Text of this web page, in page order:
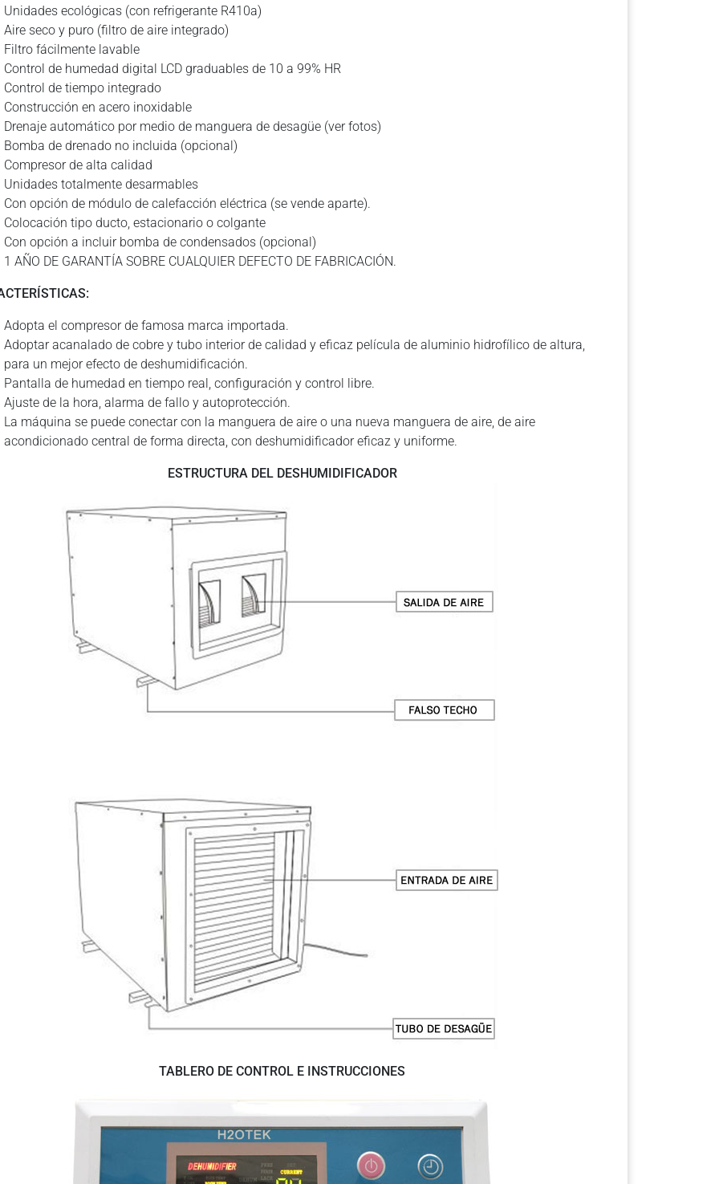
Unidades ecológicas (con refrigerante R410a)
Aire seco y puro (filtro de aire integrado)
Filtro fácilmente lavable
Control de humedad digital LCD graduables de 10 a 99% HR
Control de tiempo integrado
Construcción en acero inoxidable
Drenaje automático por medio de manguera de desagüe (ver fotos)
Bomba de drenado no incluida (opcional)
Compresor de alta calidad
Unidades totalmente desarmables
Con opción de módulo de calefacción eléctrica (se vende aparte).
Colocación tipo ducto, estacionario o colgante
Con opción a incluir bomba de condensados (opcional)
1 AÑO DE GARANTÍA SOBRE CUALQUIER DEFECTO DE FABRICACIÓN.
Adopta el compresor de famosa marca importada.
Adoptar acanalado de cobre y tubo interior de calidad y eficaz película de aluminio hidrofílico de altura,
para un mejor efecto de deshumidificación.
Pantalla de humedad en tiempo real, configuración y control libre.
Ajuste de la hora, alarma de fallo y autoprotección.
La máquina se puede conectar con la manguera de aire o una nueva manguera de aire, de aire
acondicionado central de forma directa, con deshumidificador eficaz y uniforme.
ESTRUCTURA DEL DESHUMIDIFICADOR
TABLERO DE CONTROL E INSTRUCCIONES